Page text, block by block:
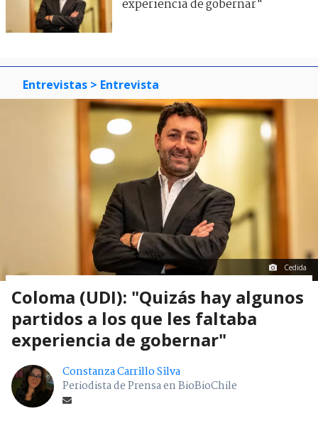
experiencia de gobernar"
Entrevistas > Entrevista
Cedida
Coloma (UDI): "Quizás hay algunos
partidos a los que les faltaba
experiencia de gobernar"
Constanza Carrillo Silva
Periodista de Prensa en BioBioChile